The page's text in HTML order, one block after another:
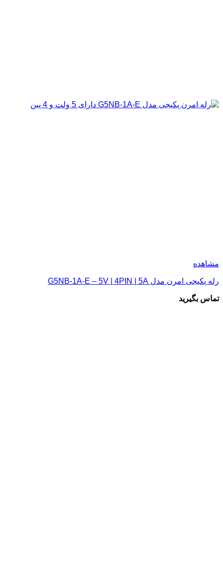
مشاهده
رله پکیجی امرن مدل G5NB-1A-E – 5V | 4PIN | 5A
تماس بگیرید